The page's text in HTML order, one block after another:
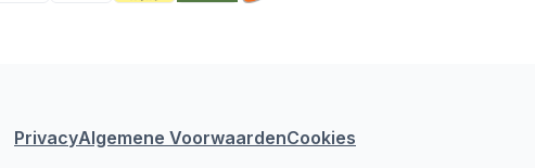
PrivacyAlgemene VoorwaardenCookies